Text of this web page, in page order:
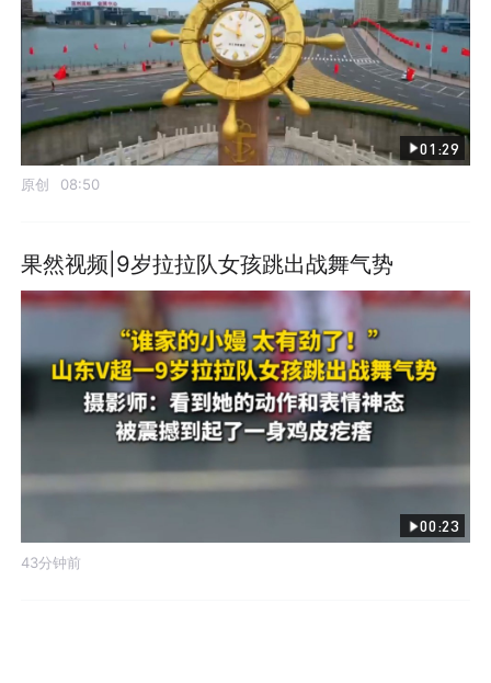
01:29
原创 08:50
果然视频|9岁拉拉队女孩跳出战舞气势
00:23
43分钟前